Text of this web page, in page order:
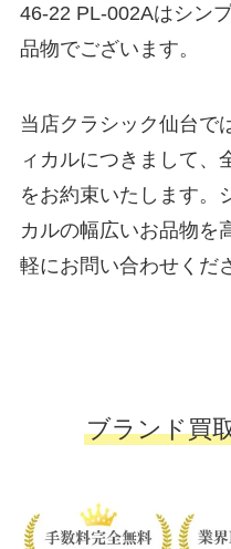
46-22 PL-002Aはシン
品物でございます。
当店クラシック仙台で
ィカルにつきまして、
をお約束いたします。
カルの幅広いお品物を
軽にお問い合わせくだ
ブランド買